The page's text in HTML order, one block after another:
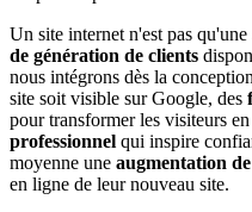
Un site internet n'est pas
de génération de clients
nous intégrons dès la
site soit visible sur Google, des
pour transformer les visiteurs
professionnel qui inspire
moyenne une augmentation
en ligne de leur nouveau site.